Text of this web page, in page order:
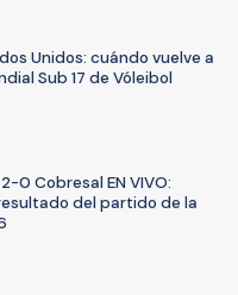
Unidos: cuándo vuelve a
Sub 17 de Vóleibol
0 Cobresal EN VIVO:
del partido de la